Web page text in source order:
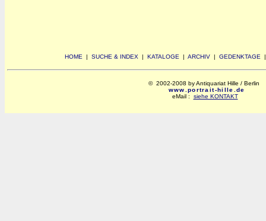
HOME | SUCHE & INDEX | KATALOGE | ARCHIV | GEDENKTAGE
© 2002-2008 by Antiquariat Hille / Berlin
www.portrait-hille.de
eMail : siehe KONTAKT